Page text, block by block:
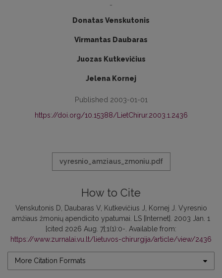
-
Donatas Venskutonis
Virmantas Daubaras
Juozas Kutkevičius
Jelena Kornej
Published 2003-01-01
https://doi.org/10.15388/LietChirur.2003.1.2436
vyresnio_amziaus_zmoniu.pdf
How to Cite
Venskutonis D, Daubaras V, Kutkevičius J, Kornej J. Vyresnio
amžiaus žmonių apendicito ypatumai. LS [Internet]. 2003 Jan. 1
[cited 2026 Aug. 7];1(1):0-. Available from:
https://www.zurnalai.vu.lt/lietuvos-chirurgija/article/view/2436
More Citation Formats